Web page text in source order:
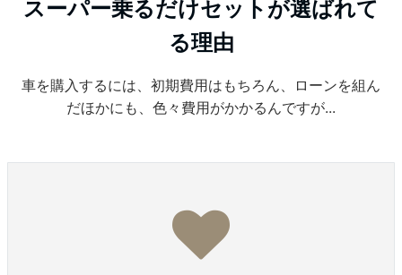
スーパー乗るだけセットが選ばれて
る理由
車を購入するには、初期費用はもちろん、ローンを組ん
だほかにも、色々費用がかかるんですが...